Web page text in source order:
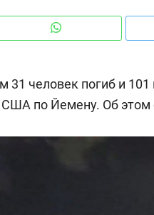
31 человек погиб и 101
США по Йемену. Об